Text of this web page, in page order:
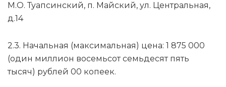
М.О. Туапсинский, п. Майский, ул. Центральная,
д.14
2.3. Начальная (максимальная) цена: 1 875 000
(один миллион восемьсот семьдесят пять
тысяч) рублей 00 копеек.